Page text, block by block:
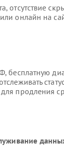
отсутствие
онлайн на
бесплатную
продления